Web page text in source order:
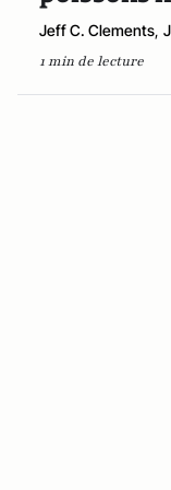
Jeff C. Clements,
1 min de lecture